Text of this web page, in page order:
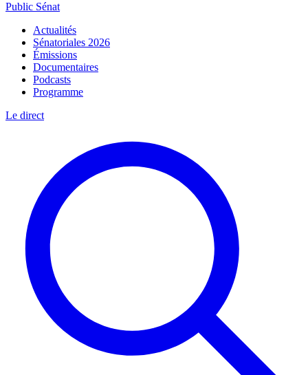
Public Sénat
Actualités
Sénatoriales 2026
Émissions
Documentaires
Podcasts
Programme
Le direct